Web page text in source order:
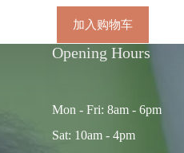
加入购物车
Opening Hours
Mon - Fri: 8am - 6pm
Sat: 10am - 4pm